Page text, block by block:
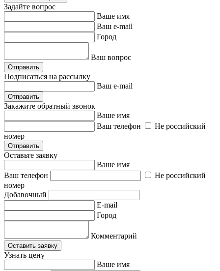
Задайте вопрос
Ваше имя
Ваш e-mail
Город
Ваш вопрос
Отправить
Подписаться на рассылку
Ваш e-mail
Отправить
Закажите обратный звонок
Ваше имя
Ваш телефон
Не российский
номер
Отправить
Оставьте заявку
Ваше имя
Ваш телефон
Не российский
номер
Добавочный
E-mail
Город
Комментарий
Оставить заявку
Узнать цену
Ваше имя